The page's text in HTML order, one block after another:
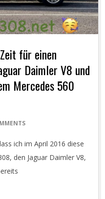
Zeit für einen
Daimler V8 und
Mercedes 560
ich im April 2016 diese
den Jaguar Daimler V8,